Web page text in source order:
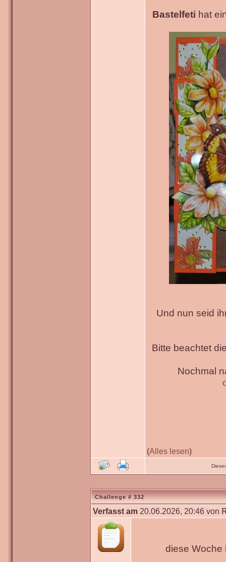
Bastelfeti hat
Und nun seid
Bitte beachtet
Nochmal
(Alles lesen)
Challenge # 332
Verfasst am 20.06.2026, 20:46 von
diese Woche